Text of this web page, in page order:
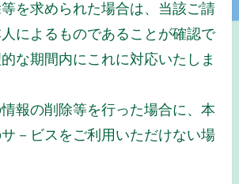
を求められた場合は、当該ご請
によるものであることが確認で
な期間内にこれに対応いたしま
報の削除等を行った場合に、本
－ビスをご利用いただけない場